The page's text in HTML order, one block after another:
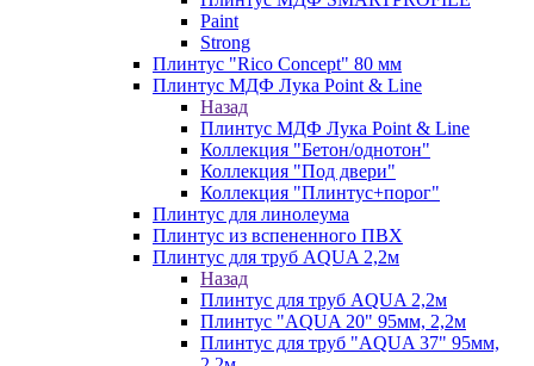
Paint
Strong
Плинтус "Rico Concept" 80 мм
Плинтус МДФ Лука Point & Line
Назад
Плинтус МДФ Лука Point & Line
Коллекция "Бетон/однотон"
Коллекция "Под двери"
Коллекция "Плинтус+порог"
Плинтус для линолеума
Плинтус из вспененного ПВХ
Плинтус для труб AQUA 2,2м
Назад
Плинтус для труб AQUA 2,2м
Плинтус "AQUA 20" 95мм, 2,2м
Плинтус для труб "AQUA 37" 95мм,